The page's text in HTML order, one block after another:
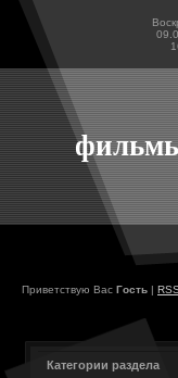
Приветствую Вас Гость | RSS
Категории раздела